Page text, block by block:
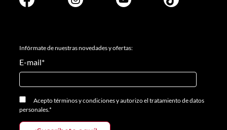
Infórmate de nuestras novedades y ofertas:
E-mail*
Aceptotérminos y condicionesyautorizo el tratamiento de datos
personales.*